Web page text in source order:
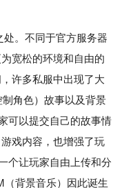
。不同于官方服务器
宽松的环境和自由的
许多私服中出现了大
角色）故事以及背景
可以提交自己的故事情
戏内容，也增强了玩
个让玩家自由上传和分
背景音乐）因此诞生